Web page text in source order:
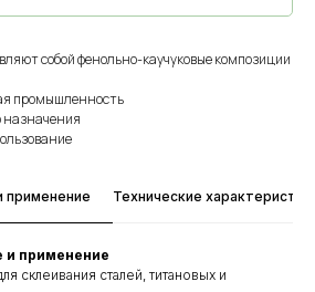
собой фенольно-каучуковые композиции
промышленность
назначения
применение Технические
и применение
склеивания сталей, титановых и